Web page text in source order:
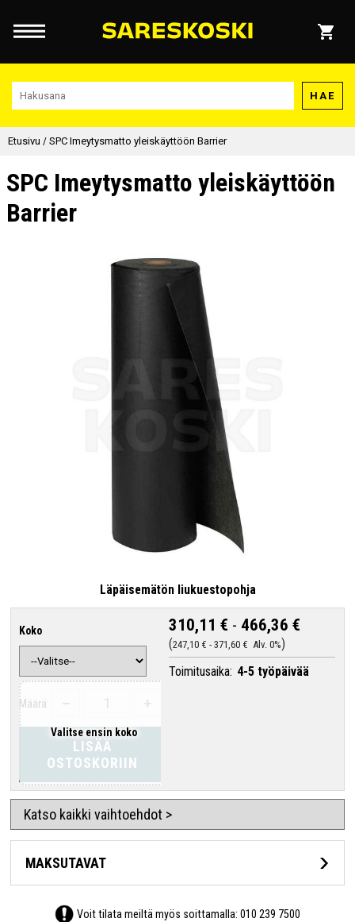
HAE
Etusivu / SPC Imeytysmatto yleiskäyttöön Barrier
SPC Imeytysmatto yleiskäyttöön
Barrier
Läpäisemätön liukuestopohja
Koko
Valitse ensin koko
Määrä:
LISÄÄ
OSTOSKORIIN
310,11 € - 466,36 €
247,10 € -371,60 € Alv. 0%
Toimitusaika: 4-5 työpäivää
Katso kaikki vaihtoehdot >
MAKSUTAVAT
Voit tilata meiltä myös soittamalla:010 239 7500